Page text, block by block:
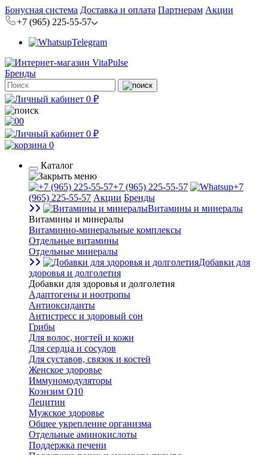
Бонусная система Доставка и оплата Партнерам Акции
+7 (965) 225-55-57
Telegram
Бренды
0 ₽
0
0 ₽
0
Каталог
+7 (965) 225-55-57
+7
(965) 225-55-57 Акции Бренды
Витамины и минералы
Витамины и минералы
Витаминно-минеральные комплексы
Отдельные витамины
Отдельные минералы
Добавки для
здоровья и долголетия
Добавки для здоровья и долголетия
Адаптогены и ноотропы
Антиоксиданты
Антистресс и здоровый сон
Грибы
Для волос, ногтей и кожи
Для сердца и сосудов
Для суставов, связок и костей
Женское здоровье
Иммуномодуляторы
Коэнзим Q10
Лецитин
Мужское здоровье
Общее укрепление организма
Отдельные аминокислоты
Поддержка печени